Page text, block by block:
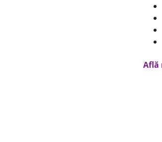
Află